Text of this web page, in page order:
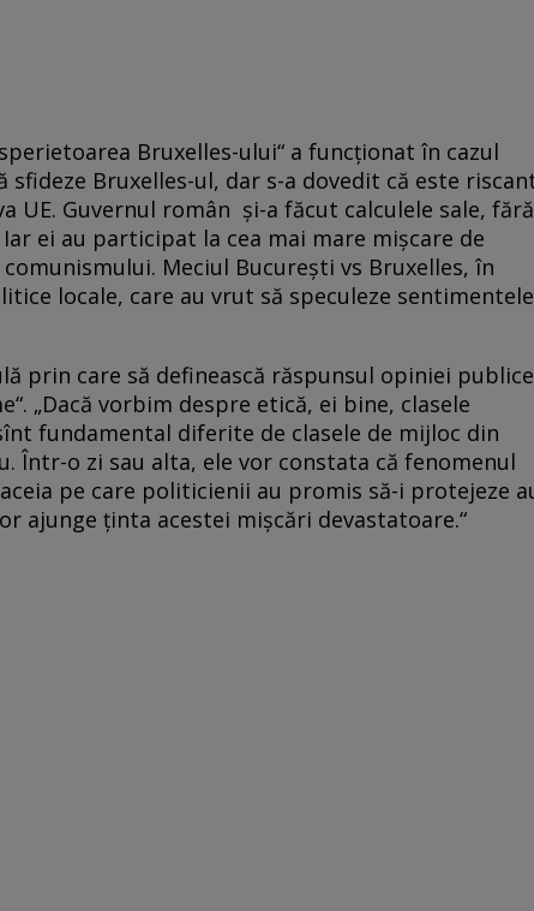
Bruxelles-ului“ a funcționat în cazul
sfideze Bruxelles-ul, dar s-a dovedit că este
Guvernul român și-a făcut calculele sale, fără
ei au participat la cea mai mare mișcare de
Meciul București vs Bruxelles, în
locale, care au vrut să speculeze sentimentele
prin care să definească răspunsul opiniei publice
„Dacă vorbim despre etică, ei bine, clasele
fundamental diferite de clasele de mijloc din
Într-o zi sau alta, ele vor constata că fenomenul
pe care politicienii au promis să-i protejeze
ajunge ținta acestei mișcări devastatoare.“